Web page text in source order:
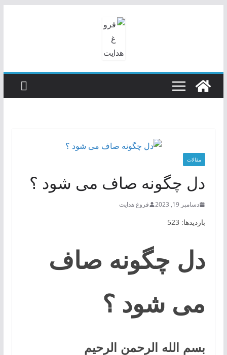
مقالات
دل چگونه صاف می شود ؟
دسامبر 19, 2023 فروغ هدایت
بازدیدها: 523
دل چگونه صاف
می شود ؟
بسم الله الرحمن الرحیم